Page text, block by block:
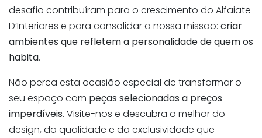
desafio contribuíram para o crescimento do Alfaiate
D’Interiores e para consolidar a nossa missão: criar
ambientes que refletem a personalidade de quem os
habita.
Não perca esta ocasião especial de transformar o
seu espaço com peças selecionadas a preços
imperdíveis. Visite-nos e descubra o melhor do
design, da qualidade e da exclusividade que